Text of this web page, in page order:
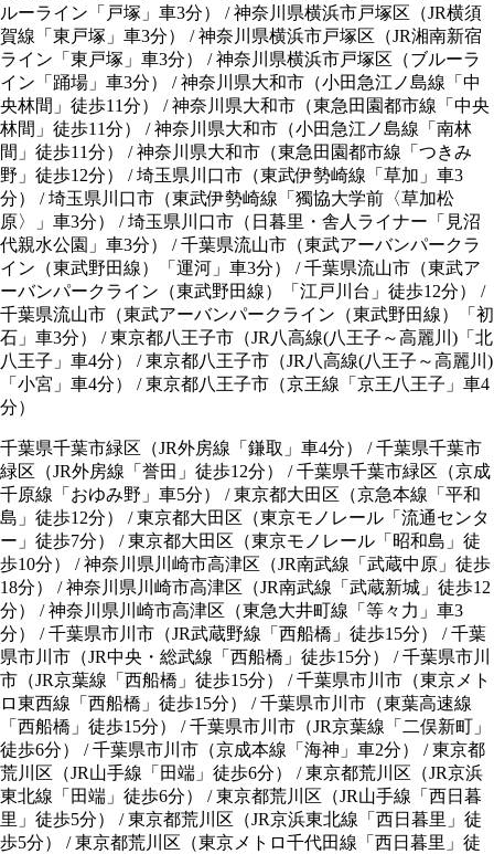
ルーライン「戸塚」車3分） / 神奈川県横浜市戸塚区（JR横須
賀線「東戸塚」車3分） / 神奈川県横浜市戸塚区（JR湘南新宿
ライン「東戸塚」車3分） / 神奈川県横浜市戸塚区（ブルーラ
イン「踊場」車3分） / 神奈川県大和市（小田急江ノ島線「中
央林間」徒歩11分） / 神奈川県大和市（東急田園都市線「中央
林間」徒歩11分） / 神奈川県大和市（小田急江ノ島線「南林
間」徒歩11分） / 神奈川県大和市（東急田園都市線「つきみ
野」徒歩12分） / 埼玉県川口市（東武伊勢崎線「草加」車3
分） / 埼玉県川口市（東武伊勢崎線「獨協大学前〈草加松
原〉」車3分） / 埼玉県川口市（日暮里・舎人ライナー「見沼
代親水公園」車3分） / 千葉県流山市（東武アーバンパークラ
イン（東武野田線）「運河」車3分） / 千葉県流山市（東武ア
ーバンパークライン（東武野田線）「江戸川台」徒歩12分） /
千葉県流山市（東武アーバンパークライン（東武野田線）「初
石」車3分） / 東京都八王子市（JR八高線(八王子～高麗川)「北
八王子」車4分） / 東京都八王子市（JR八高線(八王子～高麗川)
「小宮」車4分） / 東京都八王子市（京王線「京王八王子」車4
分）
千葉県千葉市緑区（JR外房線「鎌取」車4分） /千葉県千葉市
緑区（JR外房線「誉田」徒歩12分）
/千葉県千葉市緑区（京成
千原線「おゆみ野」車5分）
/東京都大田区（京急本線「平和
島」徒歩12分）
/東京都大田区（東京モノレール「流通センタ
ー」徒歩7分）
/東京都大田区（東京モノレール「昭和島」徒
歩10分）
/神奈川県川崎市高津区（JR南武線「武蔵中原」徒歩
18分）
/神奈川県川崎市高津区（JR南武線「武蔵新城」徒歩12
分）
/神奈川県川崎市高津区（東急大井町線「等々力」車3
分）
/千葉県市川市（JR武蔵野線「西船橋」徒歩15分） /千葉
県市川市（JR中央・総武線「西船橋」徒歩15分）
/千葉県市川
市（JR京葉線「西船橋」徒歩15分）
/千葉県市川市（東京メト
ロ東西線「西船橋」徒歩15分）
/千葉県市川市（東葉高速線
「西船橋」徒歩15分）
/千葉県市川市（JR京葉線「二俣新町」
徒歩6分）
/千葉県市川市（京成本線「海神」車2分） /東京都
荒川区（JR山手線「田端」徒歩6分）
/東京都荒川区（JR京浜
東北線「田端」徒歩6分）
/東京都荒川区（JR山手線「西日暮
里」徒歩5分）
/東京都荒川区（JR京浜東北線「西日暮里」徒
歩5分）
/東京都荒川区（東京メトロ千代田線「西日暮里」徒